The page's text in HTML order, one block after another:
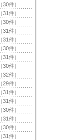
（30件）
（31件）
（30件）
（31件）
（31件）
（30件）
（31件）
（30件）
（32件）
（29件）
（31件）
（31件）
（30件）
（31件）
（30件）
（31件）